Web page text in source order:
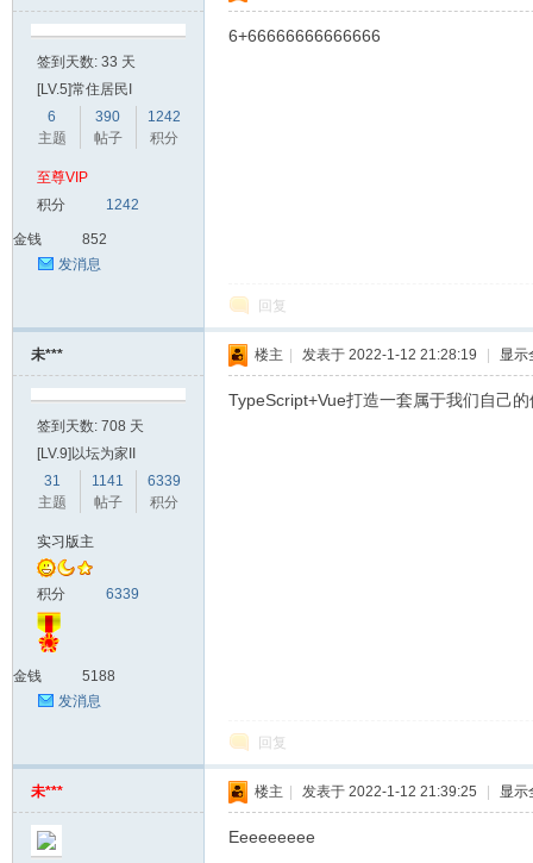
签到天数: 33 天
[LV.5]常住居民I
6
主题
390
帖子
1242
积分
至尊VIP
积分
1242
金钱
852
发消息
6+66666666666666
回复
未***
签到天数: 708 天
[LV.9]以坛为家II
31
主题
1141
帖子
6339
积分
实习版主
积分 6339
金钱
5188
发消息
楼主 发表于 2022-1-12 21:28:19 显示
TypeScript+Vue打造一套属于我们自己
回复
未*** 楼主 发表于 2022-1-12 21:39:25 显示
Eeeeeeeee